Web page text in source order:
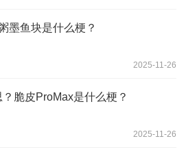
墨鱼块是什么梗？
2025-11-26
脆皮ProMax是什么梗？
2025-11-26